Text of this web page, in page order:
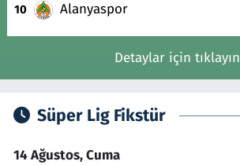
10 Alanyaspor
Detaylar için tıklayın
Süper Lig Fikstür
14 Ağustos, Cuma